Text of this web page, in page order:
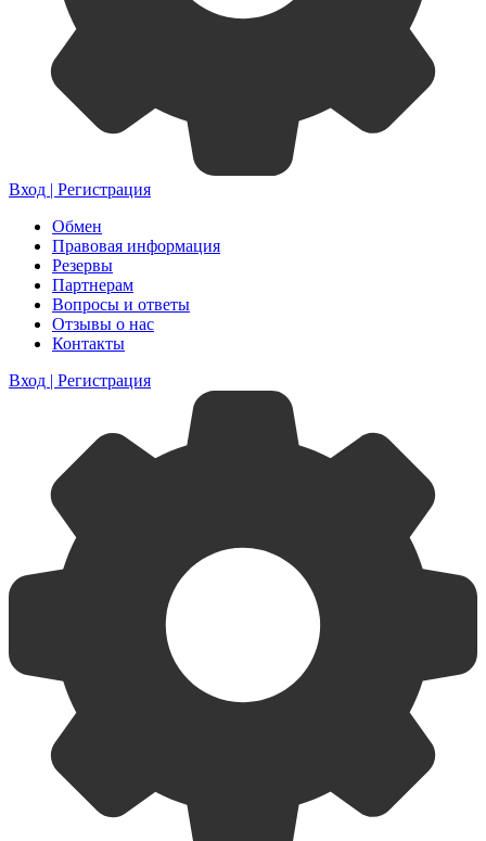
Вход | Регистрация
Обмен
Правовая информация
Резервы
Партнерам
Вопросы и ответы
Отзывы о нас
Контакты
Вход | Регистрация